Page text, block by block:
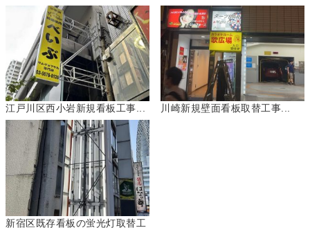
江戸川区西小岩新規看板工事... 川崎新規壁面看板取替工事...
新宿区既存看板の蛍光灯取替工